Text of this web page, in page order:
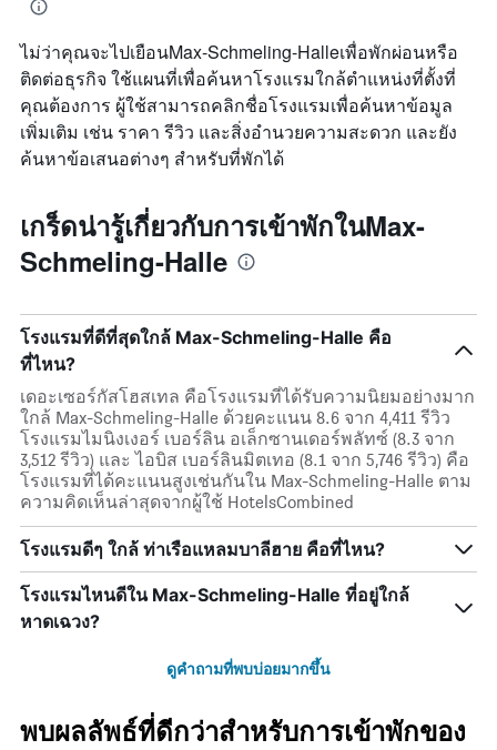
ไม่ว่าคุณจะไปเยือนMax-Schmeling-Halleเพื่อพักผ่อนหรือ
ติดต่อธุรกิจ ใช้แผนที่เพื่อค้นหาโรงแรมใกล้ตำแหน่งที่ตั้งที่
คุณต้องการ ผู้ใช้สามารถคลิกชื่อโรงแรมเพื่อค้นหาข้อมูล
เพิ่มเติม เช่น ราคา รีวิว และสิ่งอำนวยความสะดวก และยัง
ค้นหาข้อเสนอต่างๆ สำหรับที่พักได้
เกร็ดน่ารู้เกี่ยวกับการเข้าพักในMax-
Schmeling-Halle
โรงแรมที่ดีที่สุดใกล้ Max-Schmeling-Halle คือ
ที่ไหน?
เดอะเซอร์กัสโฮสเทล คือโรงแรมที่ได้รับความนิยมอย่างมาก
ใกล้ Max-Schmeling-Halle ด้วยคะแนน 8.6 จาก 4,411 รีวิว
โรงแรมไมนิงเงอร์ เบอร์ลิน อเล็กซานเดอร์พลัทซ์ (8.3 จาก
3,512 รีวิว) และ ไอบิส เบอร์ลินมิตเทอ (8.1 จาก 5,746 รีวิว) คือ
โรงแรมที่ได้คะแนนสูงเช่นกันใน Max-Schmeling-Halle ตาม
ความคิดเห็นล่าสุดจากผู้ใช้ HotelsCombined
โรงแรมดีๆ ใกล้ ท่าเรือแหลมบาลีฮาย คือที่ไหน?
โรงแรมไหนดีใน Max-Schmeling-Halle ที่อยู่ใกล้
หาดเฉวง?
ดูคำถามที่พบบ่อยมากขึ้น
พบผลลัพธ์ที่ดีกว่าสำหรับการเข้าพักของ